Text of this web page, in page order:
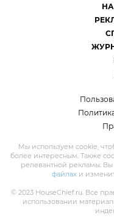
Мы используем cookie,
более интересным. Также
релевантной рекламы.
файлахи
© 2023 HouseChief.ru. Все
использовании